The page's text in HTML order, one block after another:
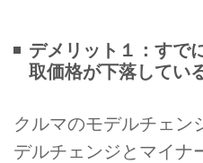
デメリット１：すで
取価格が下落してい
クルマのモデルチェン
デルチェンジとマイナ